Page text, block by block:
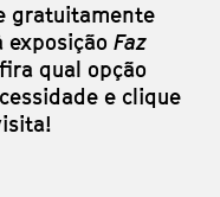
gratuitamente
Faz
qual opção
e clique